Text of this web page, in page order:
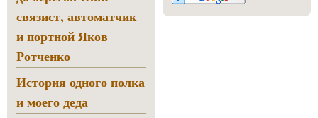
связист, автоматчик
и портной Яков
Ротченко
История одного полка
и моего деда